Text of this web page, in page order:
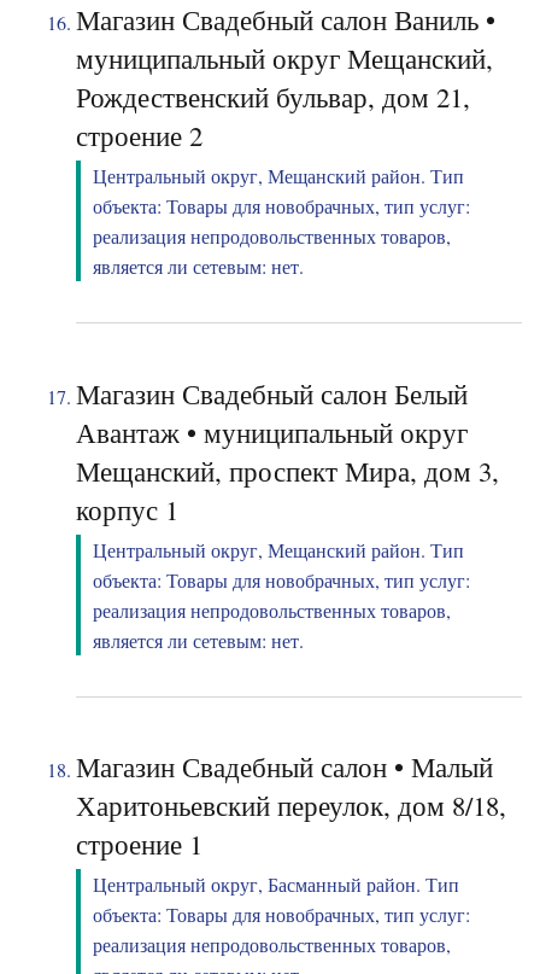
Магазин Свадебный салон Ваниль •
муниципальный округ Мещанский,
Рождественский бульвар, дом 21,
строение 2
Центральный округ, Мещанский район. Тип
объекта: Товары для новобрачных, тип услуг:
реализация непродовольственных товаров,
является ли сетевым: нет.
Магазин Свадебный салон Белый
Авантаж • муниципальный округ
Мещанский, проспект Мира, дом 3,
корпус 1
Центральный округ, Мещанский район. Тип
объекта: Товары для новобрачных, тип услуг:
реализация непродовольственных товаров,
является ли сетевым: нет.
Магазин Свадебный салон • Малый
Харитоньевский переулок, дом 8/18,
строение 1
Центральный округ, Басманный район. Тип
объекта: Товары для новобрачных, тип услуг:
реализация непродовольственных товаров,